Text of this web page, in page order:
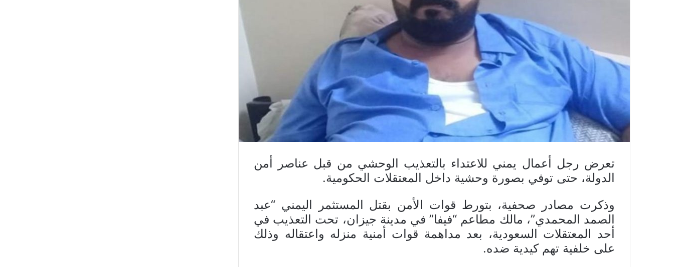
تعرض رجل أعمال يمني للاعتداء بالتعذيب الوحشي من قبل عناصر أمن
الدولة، حتى توفي بصورة وحشية داخل المعتقلات الحكومية.
وذكرت مصادر صحفية، بتورط قوات الأمن بقتل المستثمر اليمني “عبد
الصمد المحمدي”، مالك مطاعم “فيفا” في مدينة جيزان، تحت التعذيب في
أحد المعتقلات السعودية، بعد مداهمة قوات أمنية منزله واعتقاله وذلك
على خلفية تهم كيدية ضده.